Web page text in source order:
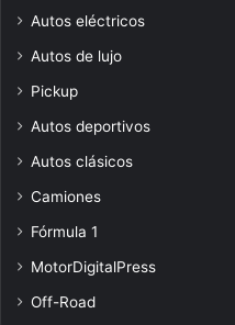
Autos eléctricos
Autos de lujo
Pickup
Autos deportivos
Autos clásicos
Camiones
Fórmula 1
MotorDigitalPress
Off-Road